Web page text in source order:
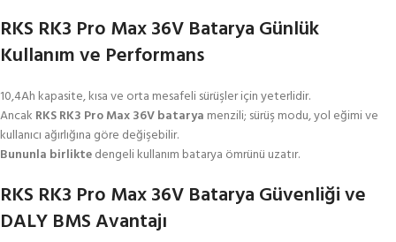
RKS RK3 Pro Max 36V Batarya Günlük
Kullanım ve Performans
10,4Ah kapasite, kısa ve orta mesafeli sürüşler için yeterlidir.
Ancak RKS RK3 Pro Max 36V batarya menzili; sürüş modu, yol eğimi ve
kullanıcı ağırlığına göre değişebilir.
Bununla birliktedengeli kullanım batarya ömrünü uzatır.
RKS RK3 Pro Max 36V Batarya Güvenliği ve
DALY BMS Avantajı